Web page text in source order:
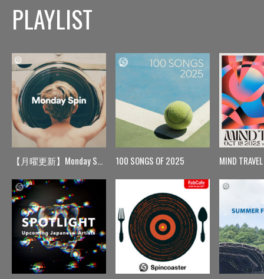
PLAYLIST
【月曜更新】Monday Spin 100 SONGS OF 2025 MIND TRAVEL